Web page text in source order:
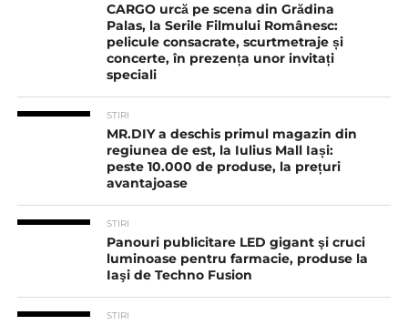
CARGO urcă pe scena din Grădina
Palas, la Serile Filmului Românesc:
pelicule consacrate, scurtmetraje și
concerte, în prezența unor invitați
speciali
STIRI
MR.DIY a deschis primul magazin din
regiunea de est, la Iulius Mall Iași:
peste 10.000 de produse, la prețuri
avantajoase
STIRI
Panouri publicitare LED gigant şi cruci
luminoase pentru farmacie, produse la
Iaşi de Techno Fusion
STIRI